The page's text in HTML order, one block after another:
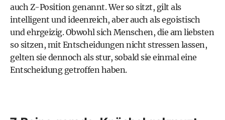
auch Z-Position genannt. Wer so sitzt, gilt als
intelligent und ideenreich, aber auch als egoistisch
und ehrgeizig. Obwohl sich Menschen, die am liebsten
so sitzen, mit Entscheidungen nicht stressen lassen,
gelten sie dennoch als stur, sobald sie einmal eine
Entscheidung getroffen haben.